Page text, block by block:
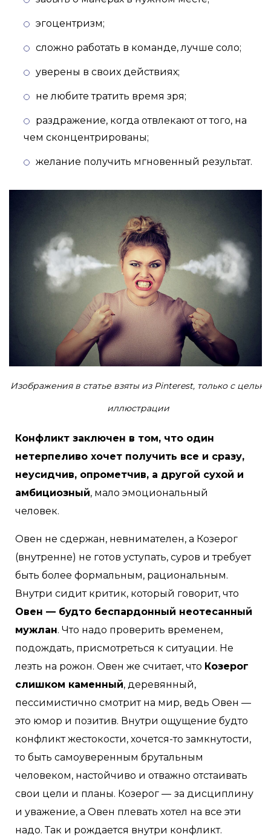
эгоцентризм;
сложно работать в команде, лучше соло;
уверены в своих действиях;
не любите тратить время зря;
раздражение, когда отвлекают от того, на
чем сконцентрированы;
желание получить мгновенный результат.
Изображения в статье взяты из Pinterest, только с целью
иллюстрации
Конфликт заключен в том, что один
нетерпеливо хочет получить все и сразу,
неусидчив, опрометчив, а другой сухой и
амбициозный, мало эмоциональный
человек.
Овен не сдержан, невнимателен, а Козерог
(внутренне) не готов уступать, суров и требует
быть более формальным, рациональным.
Внутри сидит критик, который говорит, что
Овен — будто беспардонный неотесанный
мужлан. Что надо проверить временем,
подождать, присмотреться к ситуации. Не
лезть на рожон. Овен же считает, что Козерог
слишком каменный, деревянный,
пессимистично смотрит на мир, ведь Овен —
это юмор и позитив. Внутри ощущение будто
конфликт жестокости, хочется-то замкнутости,
то быть самоуверенным брутальным
человеком, настойчиво и отважно отстаивать
свои цели и планы. Козерог — за дисциплину
и уважение, а Овен плевать хотел на все эти
надо. Так и рождается внутри конфликт.